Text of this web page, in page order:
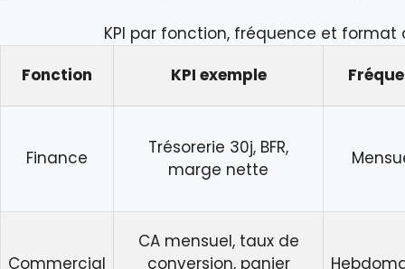
KPI par fonction, fréquence et format
Fonction
KPI exemple
Finance
Trésorerie 30j, BFR,
marge nette
Commercial
CA mensuel, taux de
conversion, panier